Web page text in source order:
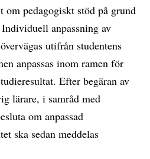
om pedagogiskt stöd på grund
anpassning av
utifrån studentens
anpassas inom ramen för
Efter begäran av
lärare, i samråd med
om anpassad
ska sedan meddelas